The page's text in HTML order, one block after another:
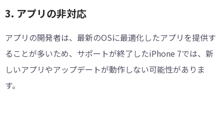
3. アプリの非対応
アプリの開発者は、最新のOSに最適化したアプリを提供す
ることが多いため、サポートが終了したiPhone 7では、新
しいアプリやアップデートが動作しない可能性がありま
す。